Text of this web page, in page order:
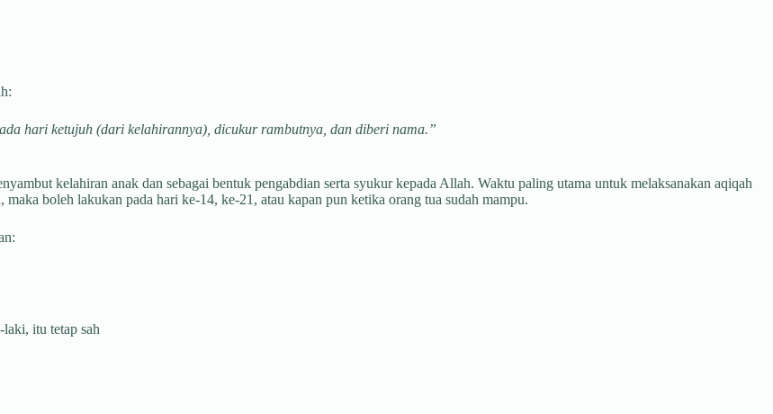
hari ketujuh (dari kelahirannya), dicukur rambutnya, dan diberi nama.”
kelahiran anak dan sebagai bentuk pengabdian serta syukur kepada Allah. Waktu paling utama untuk melaksanakan aqiqah
boleh lakukan pada hari ke-14, ke-21, atau kapan pun ketika orang tua sudah mampu.
itu tetap sah